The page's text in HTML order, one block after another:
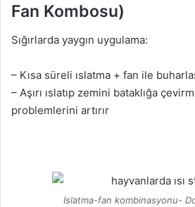
Fan Kombosu)
Sığırlarda yaygın uygulama:
– Kısa süreli ıslatma + fan ile
– Aşırı ıslatıp zemini bataklığa
problemlerini artırır
Islatma-fan kombinasyonu-